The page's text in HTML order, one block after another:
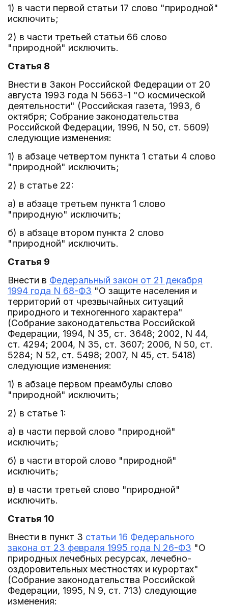
1) в части первой статьи 17 слово "природной"
исключить;
2) в части третьей статьи 66 слово
"природной" исключить.
Статья 8
Внести в Закон Российской Федерации от 20
августа 1993 года N 5663-1 "О космической
деятельности" (Российская газета, 1993, 6
октября; Собрание законодательства
Российской Федерации, 1996, N 50, ст. 5609)
следующие изменения:
1) в абзаце четвертом пункта 1 статьи 4 слово
"природной" исключить;
2) в статье 22:
а) в абзаце третьем пункта 1 слово
"природную" исключить;
б) в абзаце втором пункта 2 слово
"природной" исключить.
Статья 9
Внести в Федеральный закон от 21 декабря
1994 года N 68-ФЗ "О защите населения и
территорий от чрезвычайных ситуаций
природного и техногенного характера"
(Собрание законодательства Российской
Федерации, 1994, N 35, ст. 3648; 2002, N 44,
ст. 4294; 2004, N 35, ст. 3607; 2006, N 50, ст.
5284; N 52, ст. 5498; 2007, N 45, ст. 5418)
следующие изменения:
1) в абзаце первом преамбулы слово
"природной" исключить;
2) в статье 1:
а) в части первой слово "природной"
исключить;
б) в части второй слово "природной"
исключить;
в) в части третьей слово "природной"
исключить.
Статья 10
Внести в пункт 3 статьи 16 Федерального
закона от 23 февраля 1995 года N 26-ФЗ "О
природных лечебных ресурсах, лечебно-
оздоровительных местностях и курортах"
(Собрание законодательства Российской
Федерации, 1995, N 9, ст. 713) следующие
изменения: